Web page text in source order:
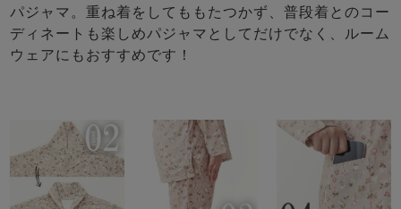
パジャマ。重ね着をしてももたつかず、普段着とのコー
ディネートも楽しめパジャマとしてだけでなく、ルーム
ウェアにもおすすめです！